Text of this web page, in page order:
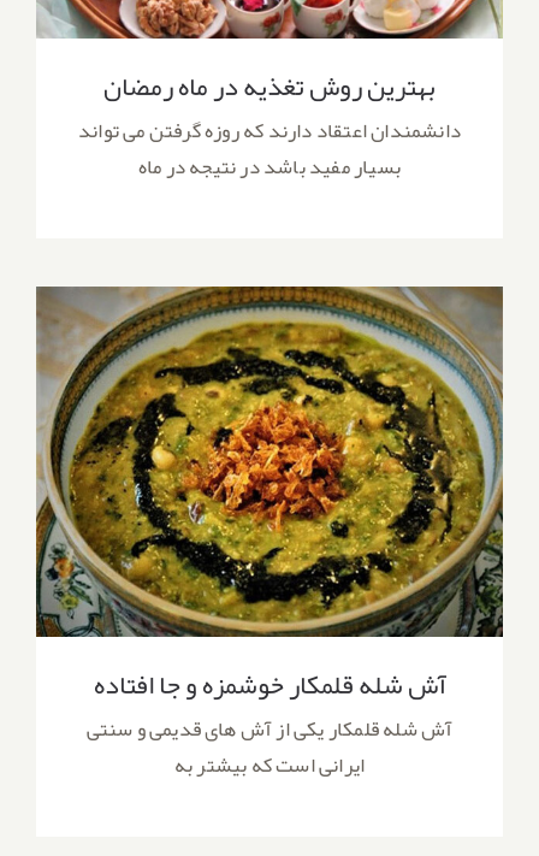
بهترین روش تغذیه در ماه رمضان
دانشمندان اعتقاد دارند که روزه گرفتن می تواند
بسیار مفید باشد در نتیجه در ماه
آش شله قلمکار خوشمزه و جا افتاده
آش شله قلمکار خوشمزه و جا افتاده
آش شله قلمکار یکی از آش های قدیمی و سنتی
ایرانی است که بیشتر به